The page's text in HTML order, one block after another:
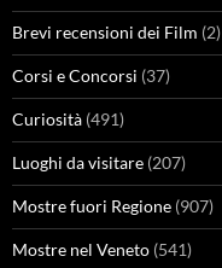
Brevi recensioni dei Film (2)
Corsi e Concorsi (37)
Curiosità (491)
Luoghi da visitare (207)
Mostre fuori Regione (907)
Mostre nel Veneto (541)